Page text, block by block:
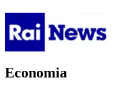
Economia